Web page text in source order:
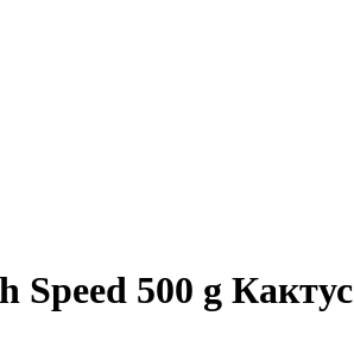
500 g Кактус